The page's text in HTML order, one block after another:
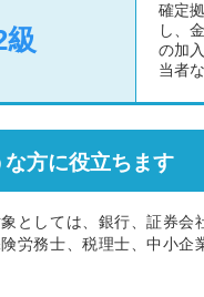
級
確定
し、
の加
当者
な方に役立ちます
としては、銀行、証券会
労務士、税理士、中小